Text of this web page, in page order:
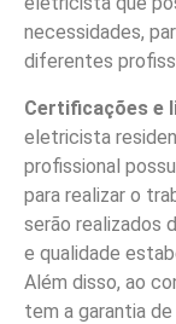
necessidades,
diferentes
Certificações e
eletricista
profissional
para realizar o
serão realizados
e qualidade
Além disso, ao
tem a garantia